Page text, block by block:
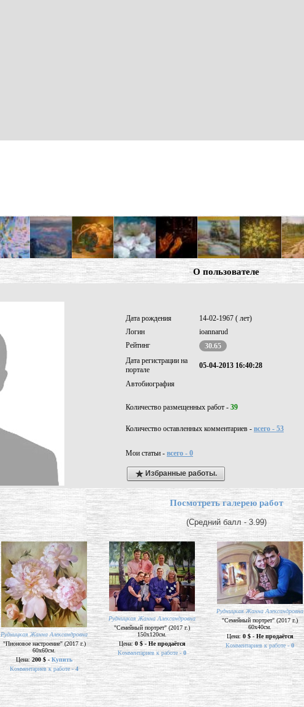
О пользователе
Дата рождения
14-02-1967 ( лет)
Логин
ioannarud
Рейтинг
30.65
Дата регистрации на
портале
05-04-2013 16:40:28
Автобиография
Количество размещенных работ - 39
Количество оставленных комментариев - всего - 53
Мои статьи - всего - 0
Избранные работы.
Посмотреть галерею работ
(Средний балл - 3.99)
Рудницкая Жанна Александровна
"Пионовое настроение" (2017 г.)
60х60см.
Цена: 200 $ -Купить
Комментариев к работе -4
Рудницкая Жанна Александровна
"Семейный портрет" (2017 г.)
150х120см.
Цена:0 $ - Не продаётся
Комментариев к работе - 0
Рудницкая Жанна Александровна
"Семейный портрет" (2017 г.)
60х40см.
Цена: 0 $ - Не продаётся
Комментариев к работе -0